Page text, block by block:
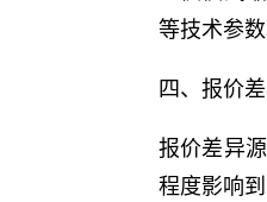
等技术参数
四、报价
报价差异
程度影响到